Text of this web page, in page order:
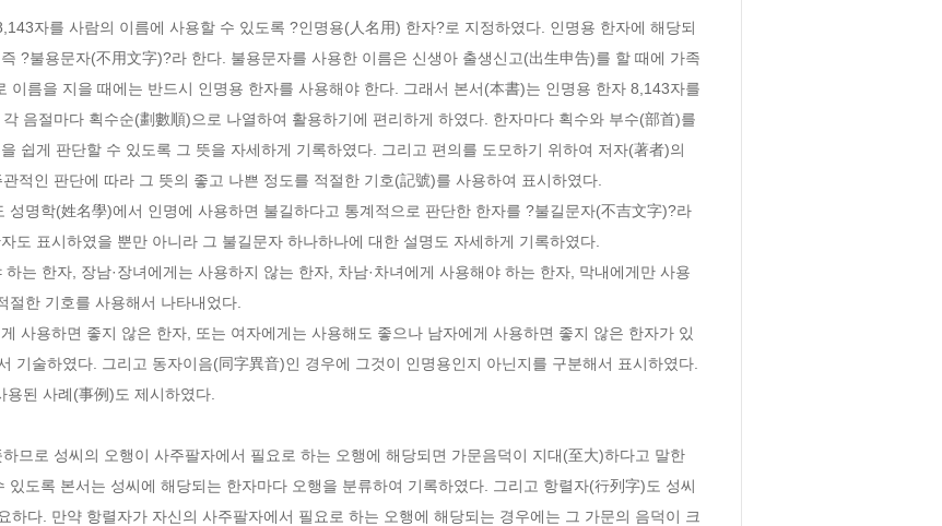
자를 사람의 이름에 사용할 수 있도록 ?인명용(人名用) 한자?로 지정하였다. 인명용 한자에 해당되
?불용문자(不用文字)?라 한다. 불용문자를 사용한 이름은 신생아 출생신고(出生申告)를 할 때에 가족
이름을 지을 때에는 반드시 인명용 한자를 사용해야 한다. 그래서 본서(本書)는 인명용 한자 8,143자를
음절마다 획수순(劃數順)으로 나열하여 활용하기에 편리하게 하였다. 한자마다 획수와 부수(部首)를
쉽게 판단할 수 있도록 그 뜻을 자세하게 기록하였다. 그리고 편의를 도모하기 위하여 저자(著者)의
적인 판단에 따라 그 뜻의 좋고 나쁜 정도를 적절한 기호(記號)를 사용하여 표시하였다.
도 표시하였을 뿐만 아니라 그 불길문자 하나하나에 대한 설명도 자세하게 기록하였다.
한 기호를 사용해서 나타내었다.
기술하였다. 그리고 동자이음(同字異音)인 경우에 그것이 인명용인지 아닌지를 구분해서 표시하였다.
된 사례(事例)도 제시하였다.
있도록 본서는 성씨에 해당되는 한자마다 오행을 분류하여 기록하였다. 그리고 항렬자(行列字)도 성씨
하다. 만약 항렬자가 자신의 사주팔자에서 필요로 하는 오행에 해당되는 경우에는 그 가문의 음덕이 크